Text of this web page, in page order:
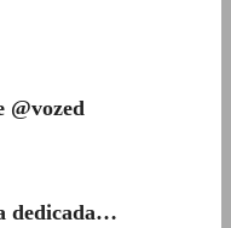
@vozed
dedicada…